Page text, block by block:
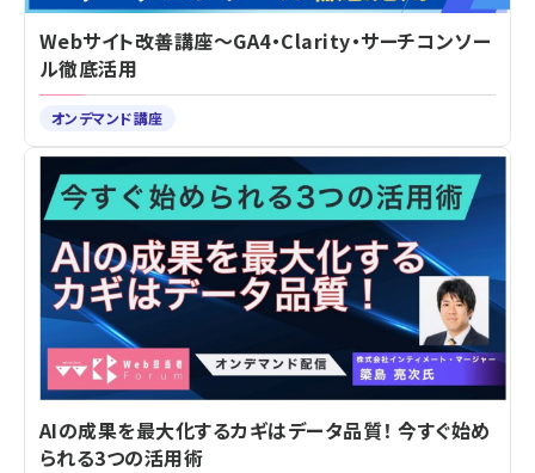
Webサイト改善講座～GA4・Clarity・サーチコンソー
ル徹底活用
オンデマンド講座
AIの成果を最大化するカギはデータ品質！ 今すぐ始め
られる3つの活用術